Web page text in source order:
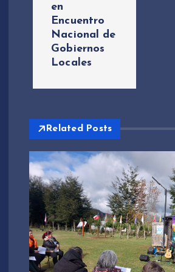
ó
n
d
e
e
en
Encuentro
Nacional de
Gobiernos
Locales
Related Posts